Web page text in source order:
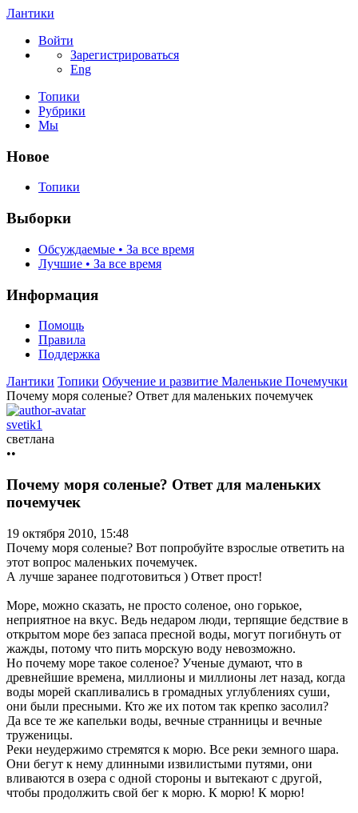
Лантики
Войти
Зарегистрироваться
Eng
Топики
Рубрики
Мы
Новое
Топики
Выборки
Обсуждаемые • За все время
Лучшие • За все время
Информация
Помощь
Правила
Поддержка
Лантики Топики Обучение и развитие Маленькие Почемучки
Почему моря соленые? Ответ для маленьких почемучек
svetik1
светлана
••
Почему моря соленые? Ответ для маленьких
почемучек
19 октября 2010, 15:48
Почему моря соленые? Вот попробуйте взрослые ответить на
этот вопрос маленьких почемучек.
А лучше заранее подготовиться ) Ответ прост!
Море, можно сказать, не просто соленое, оно горькое,
неприятное на вкус. Ведь недаром люди, терпящие бедствие в
открытом море без запаса пресной воды, могут погибнуть от
жажды, потому что пить морскую воду невозможно.
Но почему море такое соленое? Ученые думают, что в
древнейшие времена, миллионы и миллионы лет назад, когда
воды морей скапливались в громадных углублениях суши,
они были пресными. Кто же их потом так крепко засолил?
Да все те же капельки воды, вечные странницы и вечные
труженицы.
Реки неудержимо стремятся к морю. Все реки земного шара.
Они бегут к нему длинными извилистыми путями, они
вливаются в озера с одной стороны и вытекают с другой,
чтобы продолжить свой бег к морю. К морю! К морю!